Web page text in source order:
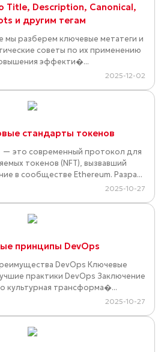
Title, Description, Canonical,
и другим тегам
мы разберем ключевые метатеги и
советы по их применению
эффекти�...
2025-12-02
стандарты токенов
— это современный протокол для
токенов (NFT), вызвавший
в сообществе Ethereum. Разра...
2025-10-27
принципы DevOps
DevOps Ключевые
практики DevOps Заключение
культурная трансформа�...
2025-10-27